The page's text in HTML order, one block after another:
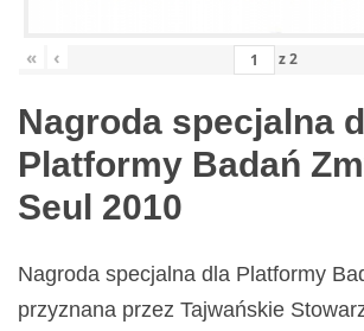
« ‹ z2
Nagroda specjalna
Platformy Badań
Seul 2010
Nagroda specjalna dla Platformy
przyznana przez Tajwańskie